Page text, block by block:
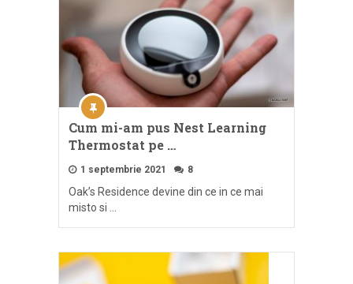
Cum mi-am pus Nest Learning
Thermostat pe …
1 septembrie 2021 8
Oak’s Residence devine din ce in ce mai
misto si …